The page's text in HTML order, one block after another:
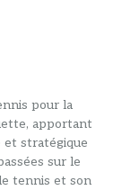
pour la
apportant
et stratégique
sur le
tennis et son